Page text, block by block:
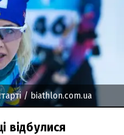
/ biathlon.com.ua
відбулися